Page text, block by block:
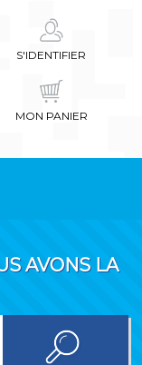
S'IDENTIFIER
MON PANIER
AVONS LA